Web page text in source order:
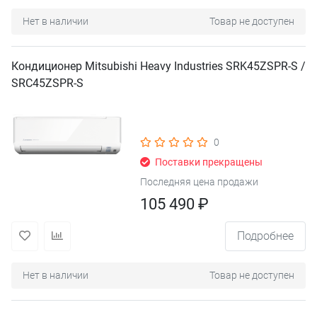
Нет в наличии Товар не доступен
Кондиционер Mitsubishi Heavy Industries SRK45ZSPR-S /
SRC45ZSPR-S
0
Поставки прекращены
Последняя цена продажи
105 490 ₽
Подробнее
Нет в наличии Товар не доступен